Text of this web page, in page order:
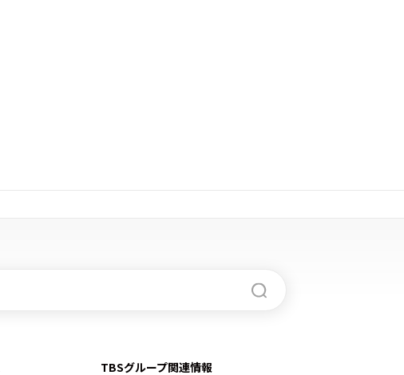
TBSグループ関連情報